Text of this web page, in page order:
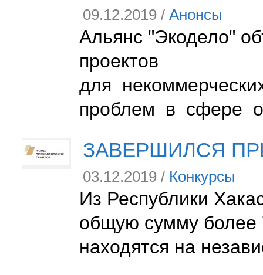
09.12.2019 / Анонсы
Альянс "Экодело"
проектов
для
проблем в сфере
ЗАВЕРШИЛСЯ
03.12.2019 / Конкурсы
Из Республики
общую сумму более
находятся на